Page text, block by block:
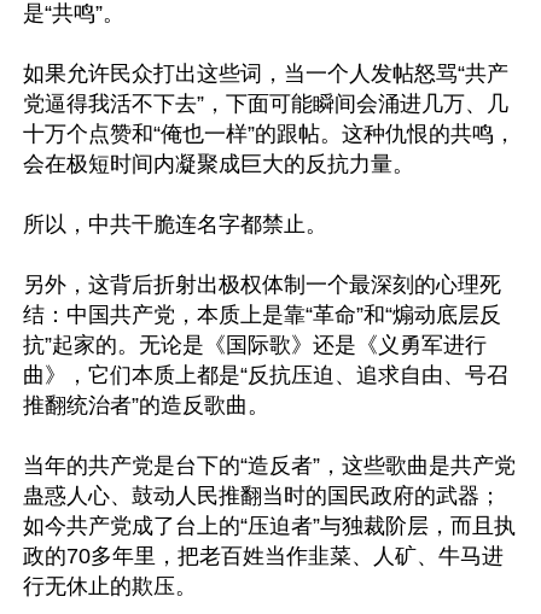
是“共鸣”。
如果允许民众打出这些词，当一个人发帖怒骂“共产
党逼得我活不下去”，下面可能瞬间会涌进几万、几
十万个点赞和“俺也一样”的跟帖。这种仇恨的共鸣，
会在极短时间内凝聚成巨大的反抗力量。
所以，中共干脆连名字都禁止。
另外，这背后折射出极权体制一个最深刻的心理死
结：中国共产党，本质上是靠“革命”和“煽动底层反
抗”起家的。无论是《国际歌》还是《义勇军进行
曲》，它们本质上都是“反抗压迫、追求自由、号召
推翻统治者”的造反歌曲。
当年的共产党是台下的“造反者”，这些歌曲是共产党
蛊惑人心、鼓动人民推翻当时的国民政府的武器；
如今共产党成了台上的“压迫者”与独裁阶层，而且执
政的70多年里，把老百姓当作韭菜、人矿、牛马进
行无休止的欺压。